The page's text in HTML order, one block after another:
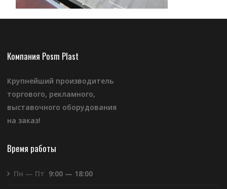
Компания Posm Plast
Крупнейший производитель
торгового, рекламного,
выставочного оборудования
на заказ!
Время работы
Пн — Пт 9:00 — 18:00